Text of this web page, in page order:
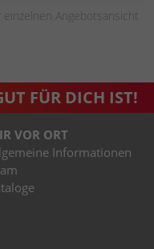
Angebotsansicht
FÜR DICH IST!
VOR ORT
Informationen